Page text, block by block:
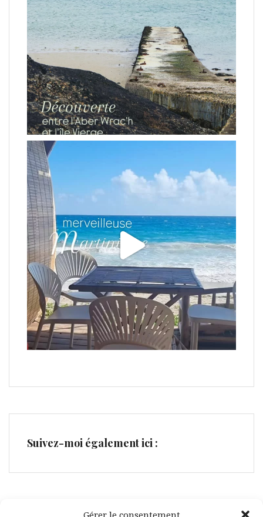
Gérer le consentement
Suivez-moi également ici :